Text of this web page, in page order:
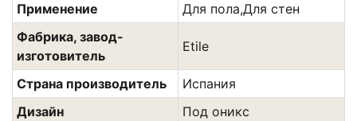
Применение
Для пола,Для стен
Фабрика, завод-
изготовитель
Etile
Страна производитель
Испания
Дизайн
Под оникс